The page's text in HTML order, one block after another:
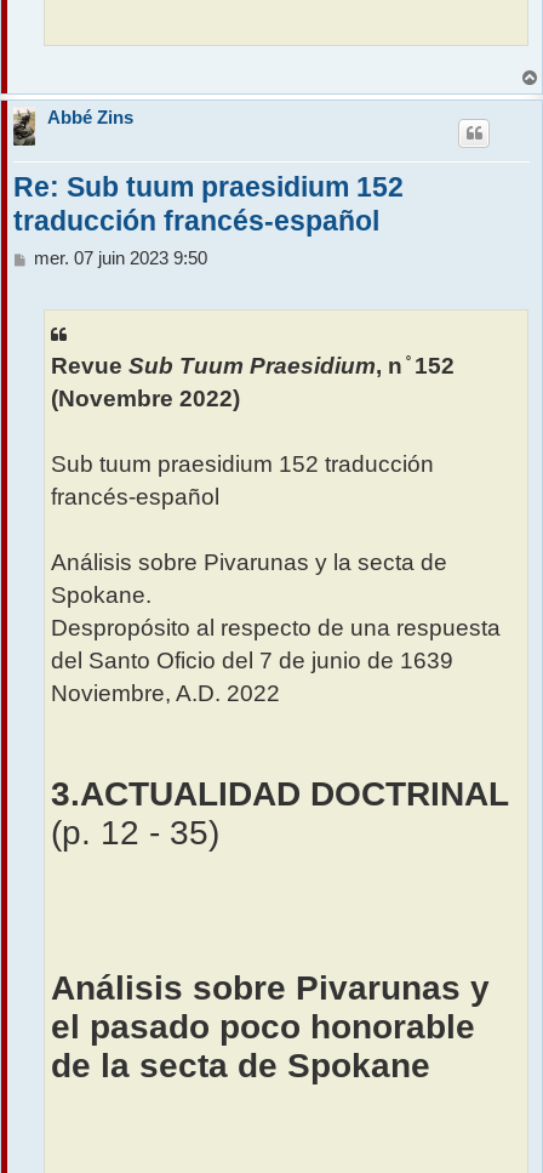
Abbé Zins
Re: Sub tuum praesidium 152
traducción francés-español
M
mer. 07 juin 2023 9:50
Revue Sub Tuum Praesidium, n ̊ 152
(Novembre 2022)
Sub tuum praesidium 152 traducción
francés-español
Análisis sobre Pivarunas y la secta de
Spokane.
Despropósito al respecto de una respuesta
del Santo Oficio del 7 de junio de 1639
Noviembre, A.D. 2022
3.ACTUALIDAD DOCTRINAL
(p. 12 - 35)
Análisis sobre Pivarunas y
el pasado poco honorable
de la secta de Spokane